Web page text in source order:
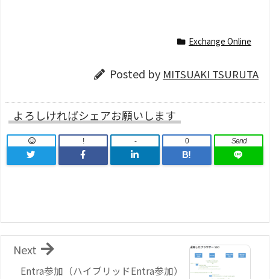
Exchange Online
Posted by MITSUAKI TSURUTA
よろしければシェアお願いします
! -
B!
0 Send
Entra参加（ハイブリッドEntra参加）
Next